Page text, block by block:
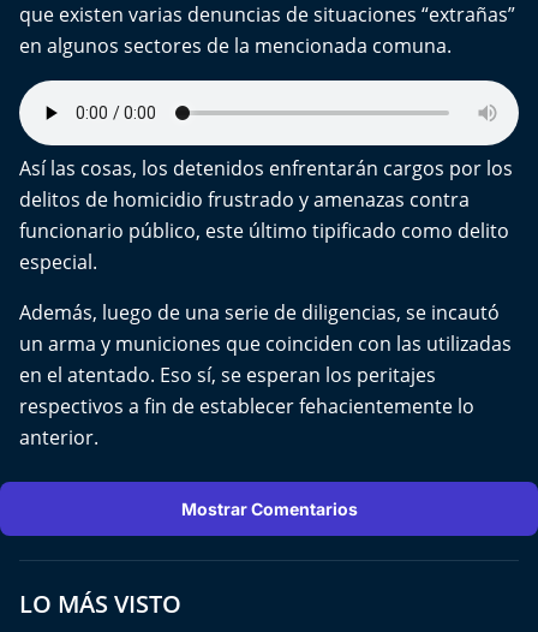
que existen varias denuncias de situaciones “extrañas”
en algunos sectores de la mencionada comuna.
Así las cosas, los detenidos enfrentarán cargos por los
delitos de homicidio frustrado y amenazas contra
funcionario público, este último tipificado como delito
especial.
Además, luego de una serie de diligencias, se incautó
un arma y municiones que coinciden con las utilizadas
en el atentado. Eso sí, se esperan los peritajes
respectivos a fin de establecer fehacientemente lo
anterior.
Mostrar Comentarios
LO MÁS VISTO